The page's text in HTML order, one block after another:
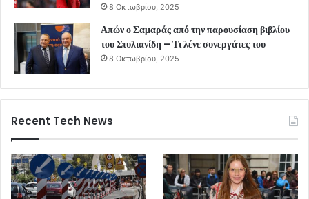
8 Οκτωβρίου, 2025
Απών ο Σαμαράς από την παρουσίαση βιβλίου
του Στυλιανίδη – Τι λένε συνεργάτες του
8 Οκτωβρίου, 2025
Recent Tech News